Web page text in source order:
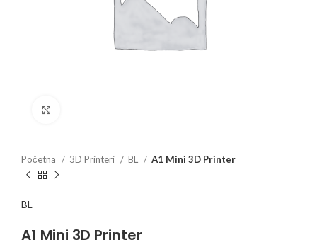
Početna 3D Printeri BL A1 Mini 3D Printer
BL
A1 Mini 3D Printer